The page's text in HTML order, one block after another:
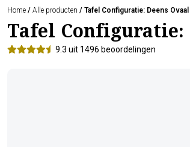
Home / Alle producten / Tafel Configuratie: Deens
Tafel Configuratie:
9.3 uit 1496 beoordelingen